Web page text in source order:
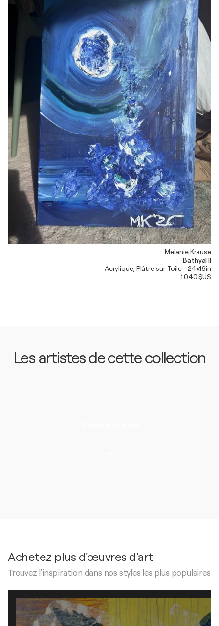
Melanie Krause
Bathyal II
Acrylique, Plâtre sur Toile - 24x16in
1 040 $US
Les artistes de cette collection
Achetez plus d'œuvres d'art
Trouvez l'inspiration dans nos styles les plus populaires